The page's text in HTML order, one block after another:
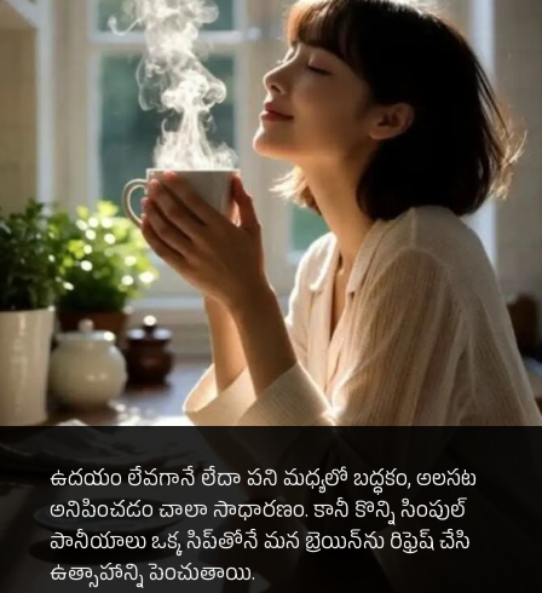
ఉదయం లేవగానే లేదా పని మధ్యలో బద్ధకం, అలసట
అనిపించడం చాలా సాధారణం. కానీ కొన్ని సింపుల్
పానీయాలు ఒక్క సిప్‌తోనే మన బ్రెయిన్‌ను రిఫ్రెష్ చేసి
ఉత్సాహాన్ని పెంచుతాయి.